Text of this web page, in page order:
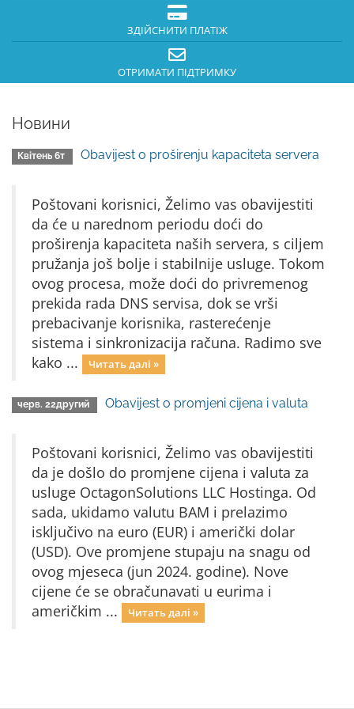
ЗДІЙСНИТИ ПЛАТІЖ
ОТРИМАТИ ПІДТРИМКУ
Новини
Квітень 6т Obavijest o proširenju kapaciteta servera
Poštovani korisnici, Želimo vas obavijestiti
da će u narednom periodu doći do
proširenja kapaciteta naših servera, s ciljem
pružanja još bolje i stabilnije usluge. Tokom
ovog procesa, može doći do privremenog
prekida rada DNS servisa, dok se vrši
prebacivanje korisnika, rasterećenje
sistema i sinkronizacija računa. Radimo sve
kako ...
Читать далі »
черв. 22другий Obavijest o promjeni cijena i valuta
Poštovani korisnici, Želimo vas obavijestiti
da je došlo do promjene cijena i valuta za
usluge OctagonSolutions LLC Hostinga. Od
sada, ukidamo valutu BAM i prelazimo
isključivo na euro (EUR) i američki dolar
(USD). Ove promjene stupaju na snagu od
ovog mjeseca (jun 2024. godine). Nove
cijene će se obračunavati u eurima i
američkim ...
Читать далі »